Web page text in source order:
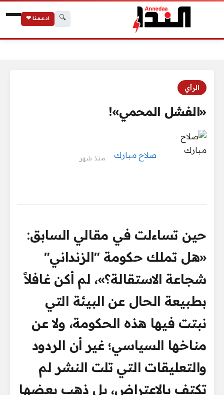
🔍 ادعمنا ❤
الرأي
«الفشل المحمي»!
صلاح مبارك منذ شهر
حين تساءلت في مقالي السابق:
«هل تملك حكومة "الزنداني"
شجاعة الاستقالة؟»، لم أكن غافلاً
بطبيعة الحال عن البيئة التي
نبتت فيها هذه الحكومة، ولا عن
مناخها السياسي؛ غير أن الردود
والتعليقات التي تلت النشر لم
تكتفِ بالاعتراض، بل ذهب بعضها